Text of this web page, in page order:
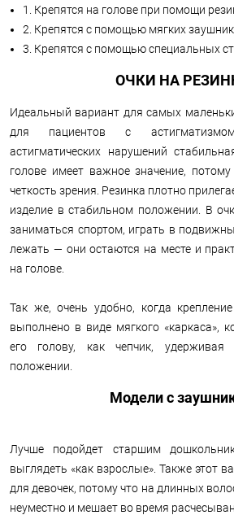
1. Крепятся на голове при помощи
2. Крепятся с помощью мягких
3. Крепятся с помощью специальных
ОЧКИ НА
Идеальный вариант для самых
для пациентов с
астигматических нарушений
голове имеет важное значение,
четкость зрения. Резинка плотно
изделие в стабильном положении. В
заниматься спортом, играть в
лежать — они остаются на месте и
на голове.
Так же, очень удобно, когда
выполнено в виде мягкого «каркаса»,
его голову, как чепчик,
положении.
Модели с
Лучше подойдет старшим
выглядеть «как взрослые». Также этот
для девочек, потому что на длинных
неуместно и мешает во время